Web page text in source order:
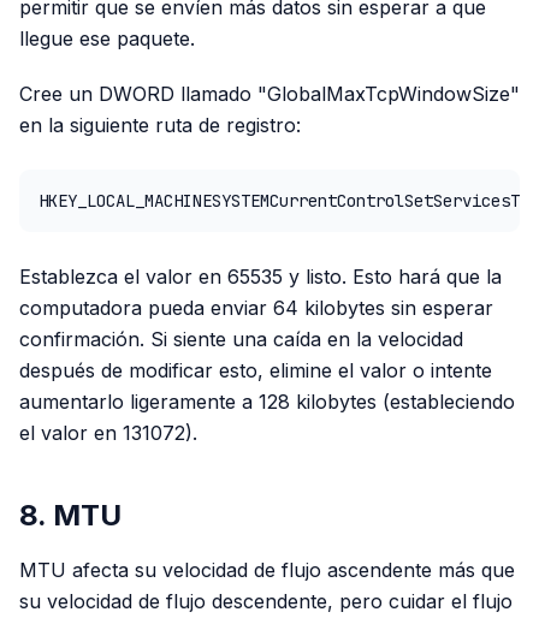
permitir que se envíen más datos sin esperar a que
llegue ese paquete.
Cree un DWORD llamado "GlobalMaxTcpWindowSize"
en la siguiente ruta de registro:
Establezca el valor en 65535 y listo. Esto hará que la
computadora pueda enviar 64 kilobytes sin esperar
confirmación. Si siente una caída en la velocidad
después de modificar esto, elimine el valor o intente
aumentarlo ligeramente a 128 kilobytes (estableciendo
el valor en 131072).
8. MTU
MTU afecta su velocidad de flujo ascendente más que
su velocidad de flujo descendente, pero cuidar el flujo